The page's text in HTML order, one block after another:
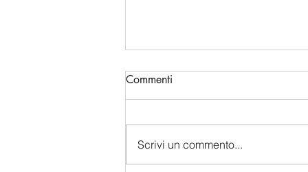
Commenti
Scrivi un commento...